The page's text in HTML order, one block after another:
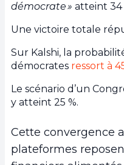
démocrate » atteint 34
Une victoire totale
Sur Kalshi, la
démocrates ressort à
Le scénario d’un
y atteint 25 %.
Cette convergence
plateformes